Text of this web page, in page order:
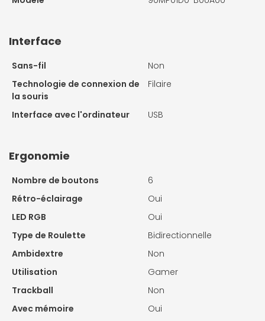
Interface
Sans-fil
Non
Technologie de connexion de
la souris
Filaire
Interface avec l'ordinateur USB
Ergonomie
Nombre de boutons
6
Rétro-éclairage
Oui
LED RGB
Oui
Type de Roulette
Bidirectionnelle
Ambidextre
Non
Utilisation
Gamer
Trackball
Non
Avec mémoire
Oui